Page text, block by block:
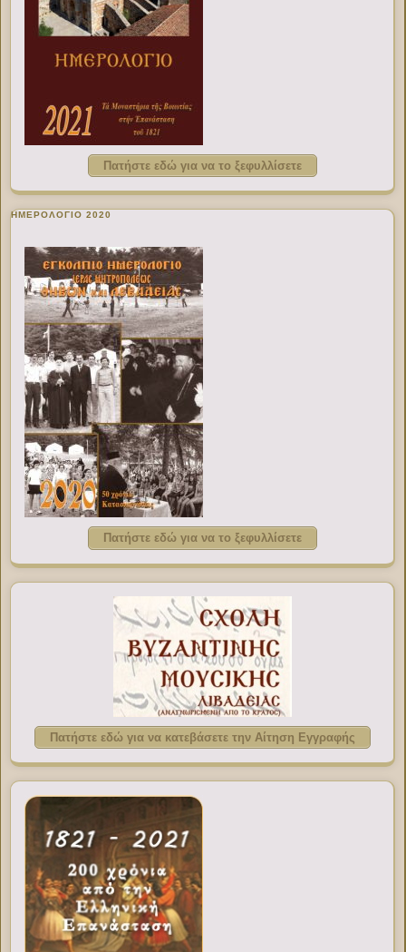
Πατήστε εδώ για να το ξεφυλλίσετε
ΗΜΕΡΟΛΟΓΙΟ 2020
Πατήστε εδώ για να το ξεφυλλίσετε
Πατήστε εδώ για να κατεβάσετε την Αίτηση Εγγραφής